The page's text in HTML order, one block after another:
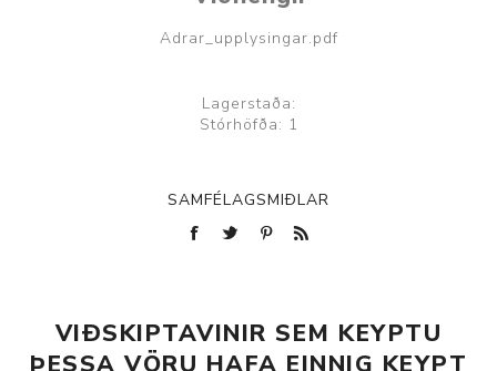
Adrar_upplysingar.pdf
Lagerstaða:
Stórhöfða: 1
SAMFÉLAGSMIÐLAR
VIÐSKIPTAVINIR SEM KEYPTU
ÞESSA VÖRU HAFA EINNIG KEYPT